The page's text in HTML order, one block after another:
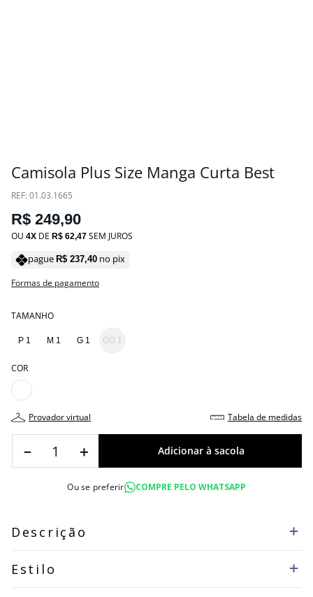
Camisola Plus Size Manga Curta Best
: 01.03.1665
R$ 249,90
OU 4 DE R$ 62,47 SEM JUROS
pague R$ 237,40 no pix
Formas de pagamento
TAMANHO
P 1 M 1 G 1 GG 1
COR
provador virtual tabela de medidas
＋
－
Ou se preferir COMPRE PELO WHATSAPP
Descrição
Estilo